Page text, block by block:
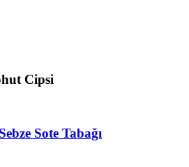
Cipsi
Sote Tabağı